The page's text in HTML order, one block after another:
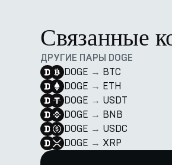
Связанные
ДРУГИЕ ПАРЫ DOGE
DOGE → BTC
DOGE → ETH
DOGE → USDT
DOGE → BNB
DOGE → USDC
DOGE → XRP